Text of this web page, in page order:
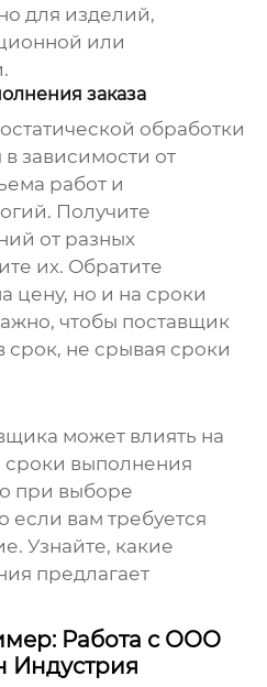
для изделий,
или
заказа
обработки
зависимости от
работ и
Получите
от разных
их. Обратите
цену, но и на сроки
чтобы поставщик
срок, не срывая сроки
может влиять на
сроки выполнения
при выборе
если вам требуется
Узнайте, какие
предлагает
Работа с ООО
Индустрия